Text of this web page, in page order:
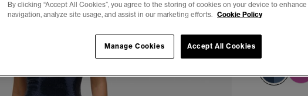
kr
By clicking “Accept All Cookies”, you agree to the storing of cookies on your device to
navigation, analyze site usage, and assist in our marketing efforts. Cookie Policy
Accept All Cookies
Manage Cookies